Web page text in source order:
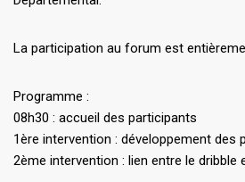
La participation au forum est
Programme :
08h30 : accueil des participants
1ère intervention : développement des
2ème intervention : lien entre le dribble